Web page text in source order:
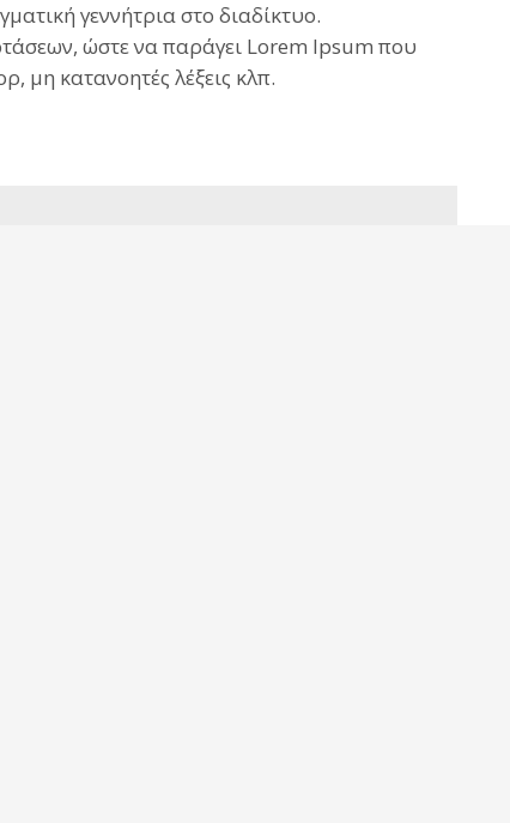
γεννήτρια στο διαδίκτυο.
ώστε να παράγει Lorem Ipsum που
μη κατανοητές λέξεις κλπ.